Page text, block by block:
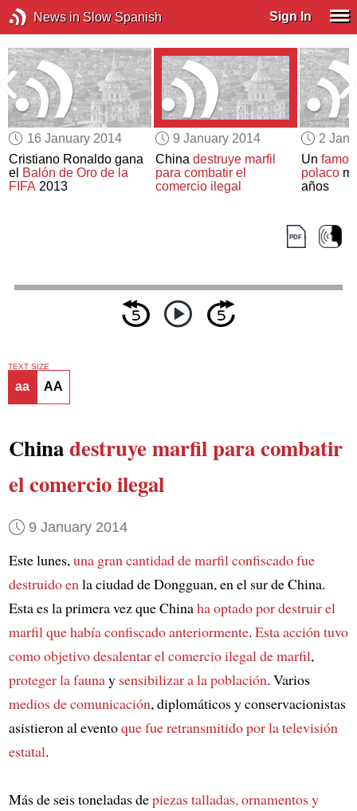
News in Slow Spanish Sign In
16 January 2014
Cristiano Ronaldo gana
el Balón de Oro de la
FIFA 2013
9 January 2014
China destruye marfil
para combatir el
comercio ilegal
2
Un
polaco
años
TEXT SIZE
aa AA
Chinadestruye marfilpara combatir
el comercio ilegal
9 January 2014
Este lunes,una gran cantidad de marfil confiscadofue
destruido enla ciudad de Dongguan, en el sur de China.
Esta es la primera vez que Chinaha optado por destruir el
marfilque había confiscado anteriormente. Esta acción tuvo
como objetivodesalentar el comercio ilegal de marfil,
proteger la faunay sensibilizar a la población. Varios
medios de comunicación, diplomáticos y conservacionistas
asistieron al eventoque fue retransmitido por la televisión
estatal.
Más de seis toneladas depiezas talladas, ornamentos y